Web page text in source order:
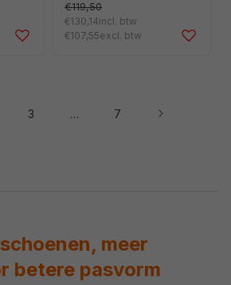
JANE
prijs
€119,50
Aanbiedingsprijs
€130,14incl. btw
€107,55excl. btw
3 … 7
meer
betere pasvorm